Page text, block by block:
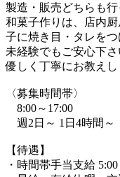
製造・販売どちらも行
和菓子作りは、店内
子に焼き目・タレを
未経験でもご安心下
優しく丁寧にお教えし
〈募集時間帯〉
8:00～17:00
週2日～ 1日4時間～
【待遇】
・時間帯手当支給